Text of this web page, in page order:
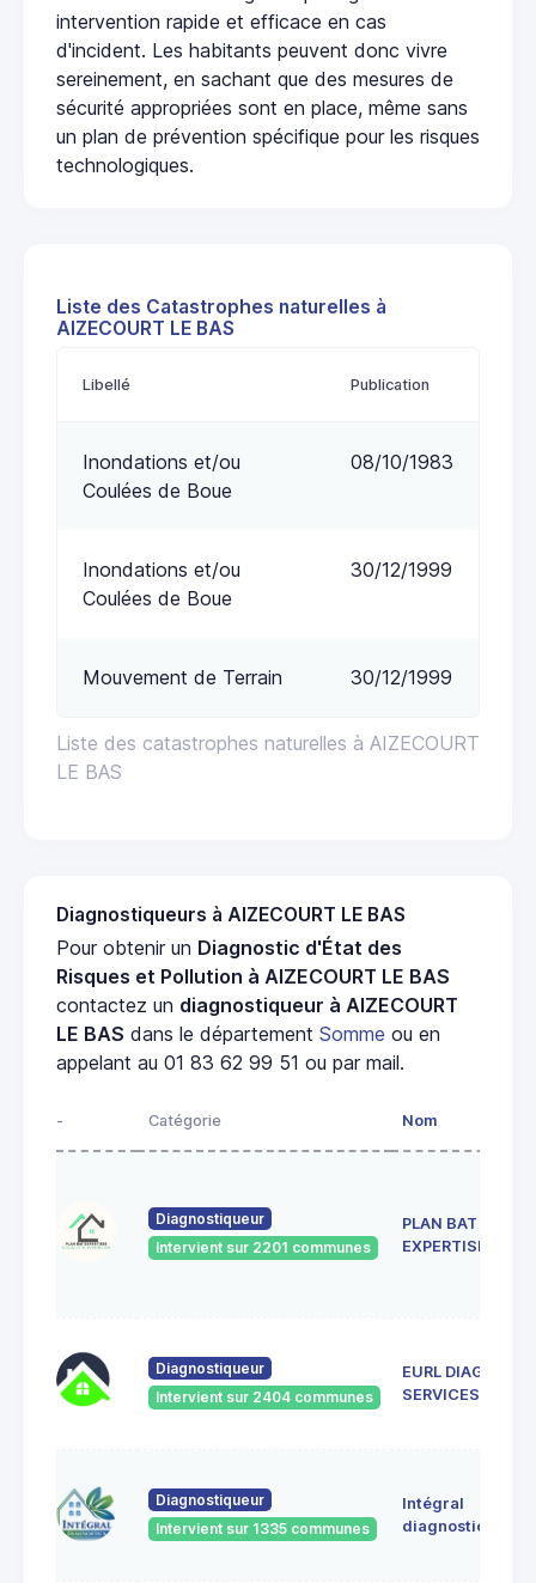
intervention rapide et efficace en cas
d'incident. Les habitants peuvent donc vivre
sereinement, en sachant que des mesures de
sécurité appropriées sont en place, même sans
un plan de prévention spécifique pour les risques
technologiques.
Liste des Catastrophes naturelles à
AIZECOURT LE BAS
Liste des catastrophes naturelles à AIZECOURT
LE BAS
Libellé Publication
Inondations et/ou
Coulées de Boue
08/10/1983
Inondations et/ou
Coulées de Boue
30/12/1999
Mouvement de Terrain 30/12/1999
Diagnostiqueurs à AIZECOURT LE BAS
Pour obtenir un Diagnostic d'État des
Risques et Pollution à AIZECOURT LE BAS
contactez un diagnostiqueur à AIZECOURT
LE BAS dans le département Somme ou en
appelant au 01 83 62 99 51 ou par mail.
- Catégorie Nom
Diagnostiqueur
Intervient sur 2201 communes
PLAN BAT
EXPERTISES
Diagnostiqueur
Intervient sur 2404 communes
EURL DIAG
SERVICES
Diagnostiqueur
Intervient sur 1335 communes
Intégral
diagnostics